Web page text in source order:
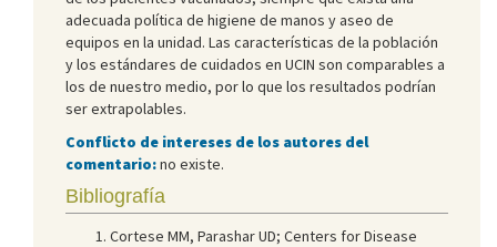
adecuada política de higiene de manos y aseo de
equipos en la unidad. Las características de la población
y los estándares de cuidados en UCIN son comparables a
los de nuestro medio, por lo que los resultados podrían
ser extrapolables.
Conflicto de intereses de los autores del
comentario:no existe.
Bibliografía
Cortese MM, Parashar UD; Centers for Disease